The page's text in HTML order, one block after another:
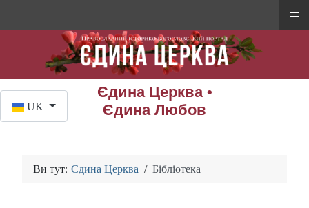
Єдина Церква •
Єдина Любов
UK
Ви тут: Єдина Церква Бібліотека
≡